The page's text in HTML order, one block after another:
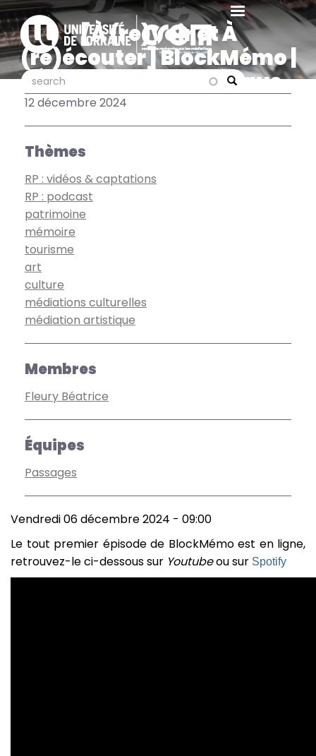
Aller
au
contenu
principal
Search
search search
[À (re)voir et À
(ré)écouter] BlockMémo |
Épisode 1 : Le Blockhaus
miroir par Béatrice Fleury
12 décembre 2024
Thèmes
RP : vidéos & captations
RP : podcast
patrimoine
mémoire
tourisme
art
culture
médiations culturelles
médiation artistique
Membres
Fleury Béatrice
Équipes
Passages
Vendredi 06 décembre 2024 - 09:00
Le tout premier épisode de BlockMémo est en ligne,
retrouvez-le ci-dessous sur Youtubeou sur Spotify